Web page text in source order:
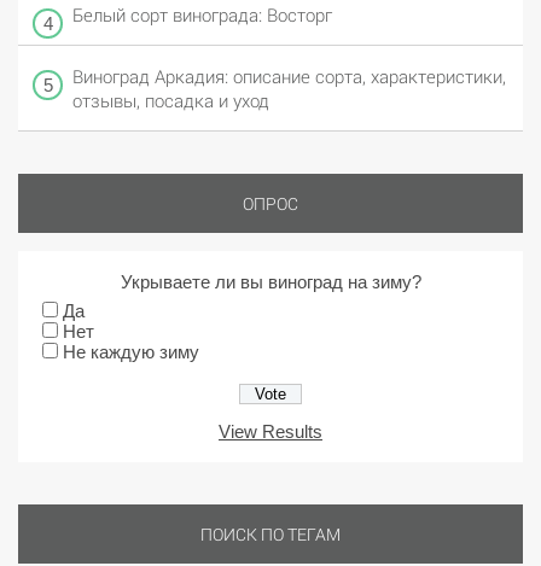
Белый сорт винограда: Восторг
Виноград Аркадия: описание сорта, характеристики,
отзывы, посадка и уход
ОПРОС
Укрываете ли вы виноград на зиму?
Да
Нет
Не каждую зиму
View Results
ПОИСК ПО ТЕГАМ